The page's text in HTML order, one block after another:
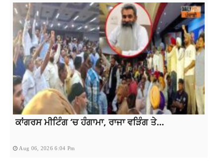
ਕਾਂਗਰਸ ਮੀਟਿੰਗ ‘ਚ ਹੰਗਾਮਾ, ਰਾਜਾ ਵੜਿੰਗ ਤੇ...
Aug 06, 2026 6:04 Pm